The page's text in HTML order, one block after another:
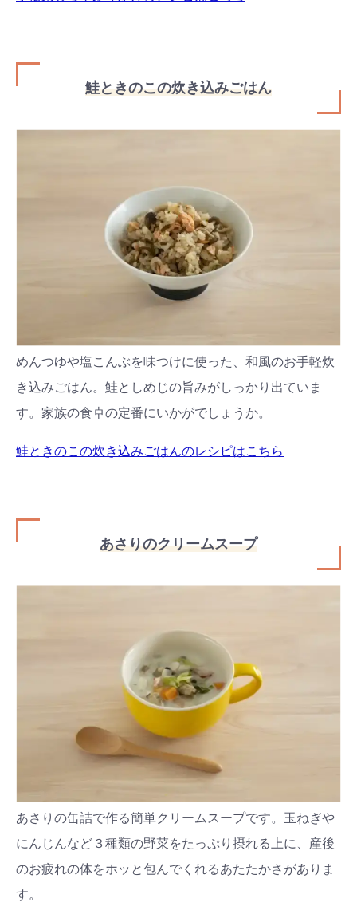
鮭ときのこの炊き込みごはん
めんつゆや塩こんぶを味つけに使った、和風のお手軽炊
き込みごはん。鮭としめじの旨みがしっかり出ていま
す。家族の食卓の定番にいかがでしょうか。
鮭ときのこの炊き込みごはんのレシピはこちら
あさりのクリームスープ
あさりの缶詰で作る簡単クリームスープです。玉ねぎや
にんじんなど３種類の野菜をたっぷり摂れる上に、産後
のお疲れの体をホッと包んでくれるあたたかさがありま
す。